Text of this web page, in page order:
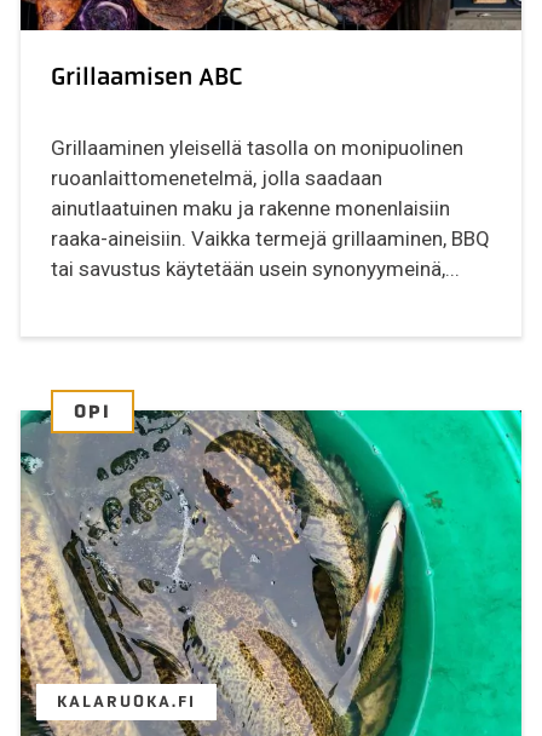
Grillaamisen ABC
Grillaaminen yleisellä tasolla on monipuolinen
ruoanlaittomenetelmä, jolla saadaan
ainutlaatuinen maku ja rakenne monenlaisiin
raaka-aineisiin. Vaikka termejä grillaaminen, BBQ
tai savustus käytetään usein synonyymeinä,...
OPI
KALARUOKA.FI